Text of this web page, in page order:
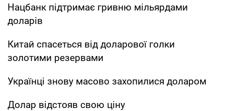
Нацбанк підтримає гривню мільярдами
доларів
Китай спасеться від доларової голки
золотими резервами
Українці знову масово захопилися доларом
Долар відстояв свою ціну